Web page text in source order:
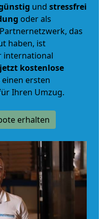
und stressfrei
oder als
das
haben, ist
international
kostenlose
ersten
Ihren Umzug.
erhalten